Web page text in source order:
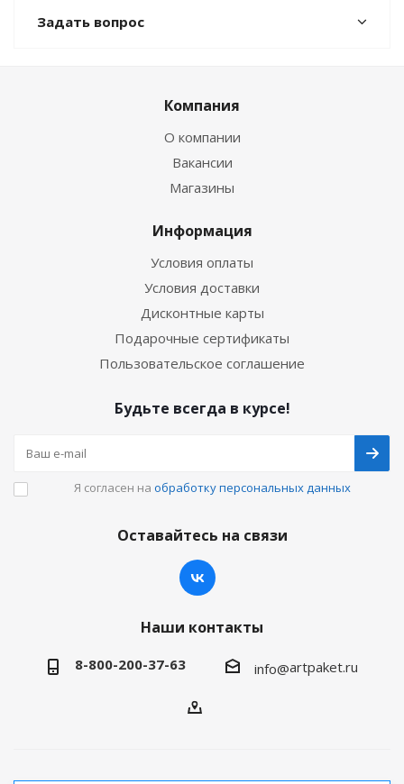
Задать вопрос
Компания
О компании
Вакансии
Магазины
Информация
Условия оплаты
Условия доставки
Дисконтные карты
Подарочные сертификаты
Пользовательское соглашение
Будьте всегда в курсе!
Я согласен на обработку персональных данных
Оставайтесь на связи
Наши контакты
8-800-200-37-63 info@artpaket.ru